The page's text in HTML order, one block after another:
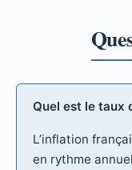
Quel est le taux
L’inflation
en rythme